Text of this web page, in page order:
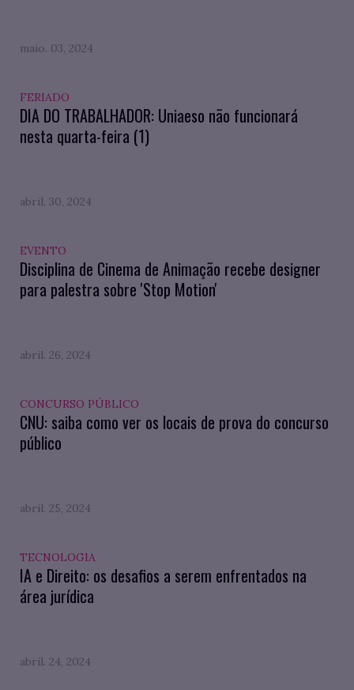
maio. 03, 2024
FERIADO
DIA DO TRABALHADOR: Uniaeso não funcionará
nesta quarta-feira (1)
abril. 30, 2024
EVENTO
Disciplina de Cinema de Animação recebe designer
para palestra sobre 'Stop Motion'
abril. 26, 2024
CONCURSO PÚBLICO
CNU: saiba como ver os locais de prova do concurso
público
abril. 25, 2024
TECNOLOGIA
IA e Direito: os desafios a serem enfrentados na
área jurídica
abril. 24, 2024